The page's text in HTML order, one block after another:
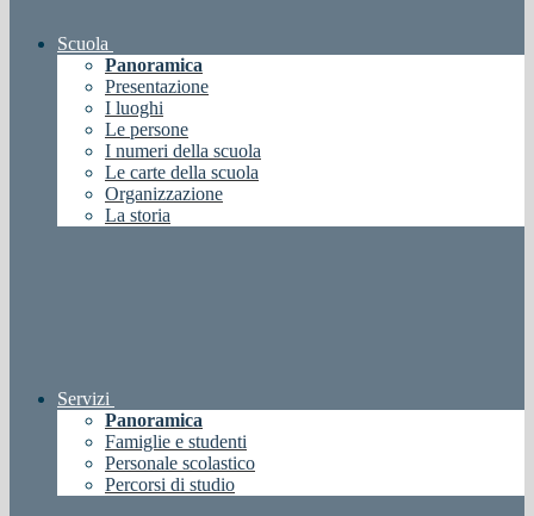
Scuola
Panoramica
Presentazione
I luoghi
Le persone
I numeri della scuola
Le carte della scuola
Organizzazione
La storia
Servizi
Panoramica
Famiglie e studenti
Personale scolastico
Percorsi di studio